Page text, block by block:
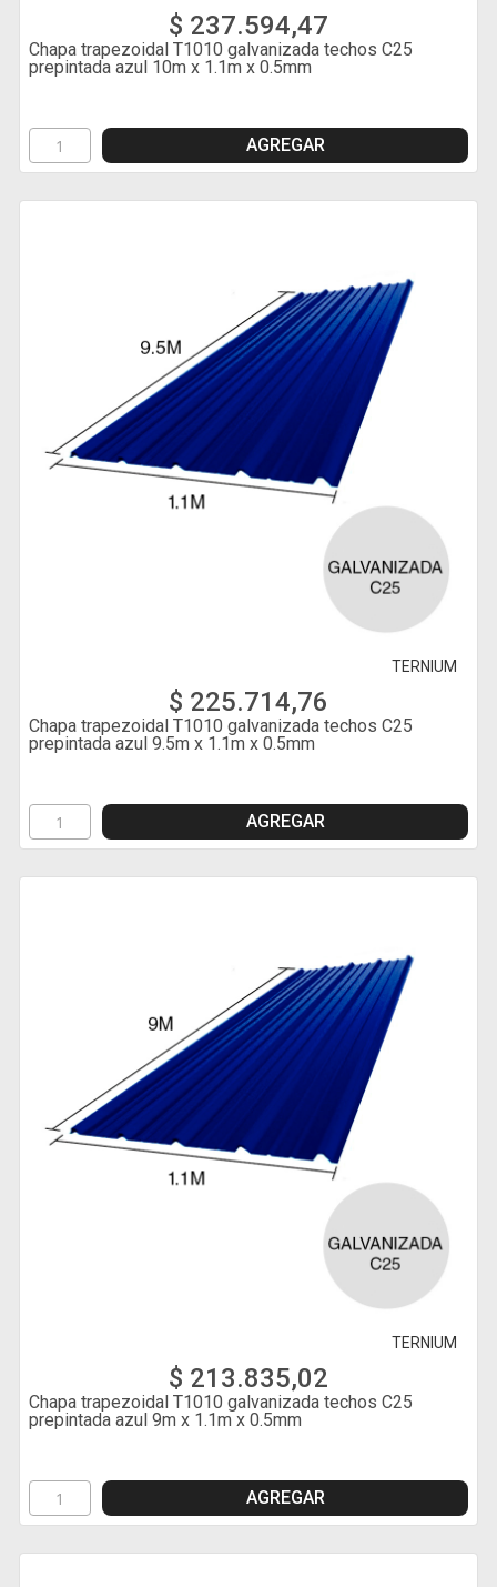
$ 237.594,47
Chapa trapezoidal T1010 galvanizada techos C25
prepintada azul 10m x 1.1m x 0.5mm
AGREGAR
TERNIUM
$ 225.714,76
Chapa trapezoidal T1010 galvanizada techos C25
prepintada azul 9.5m x 1.1m x 0.5mm
AGREGAR
TERNIUM
$ 213.835,02
Chapa trapezoidal T1010 galvanizada techos C25
prepintada azul 9m x 1.1m x 0.5mm
AGREGAR